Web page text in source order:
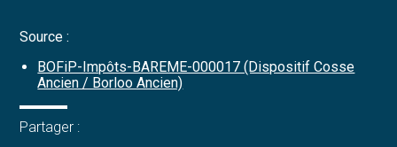
Source :
BOFiP-Impôts-BAREME-000017 (Dispositif Cosse
Ancien / Borloo Ancien)
Partager :